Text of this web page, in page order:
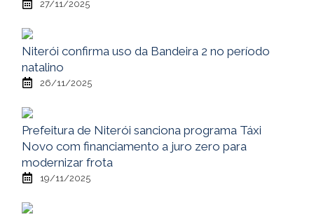
27/11/2025
Niterói confirma uso da Bandeira 2 no período
natalino
26/11/2025
Prefeitura de Niterói sanciona programa Táxi
Novo com financiamento a juro zero para
modernizar frota
19/11/2025